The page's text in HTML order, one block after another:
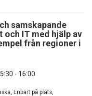
samskapande
och IT med hjälp av
från regioner i
- 16:00
Enbart på plats,